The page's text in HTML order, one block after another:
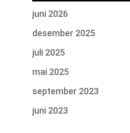
juni 2026
desember 2025
juli 2025
mai 2025
september 2023
juni 2023